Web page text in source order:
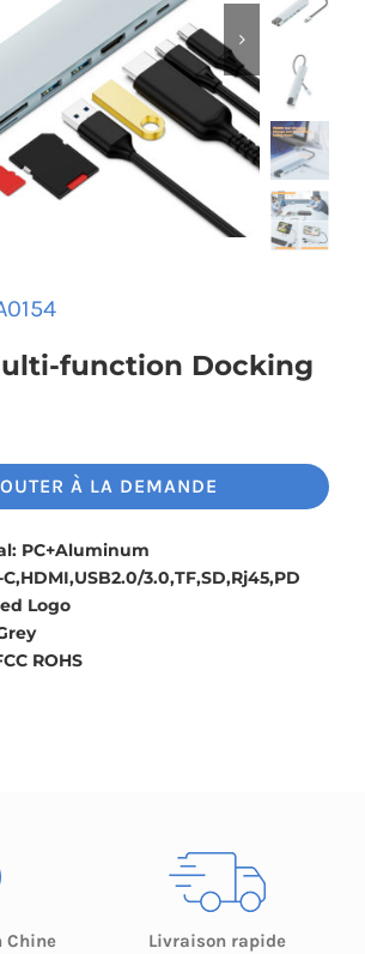
Adapter

function Docking
À LA DEMANDE
PC+Aluminum
3.0,TF,SD,Rj45,PD
Logo
ROHS
Chine Livraison rapide